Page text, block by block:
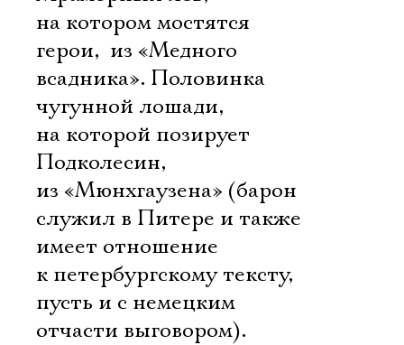
на котором мостятся
герои,  из «Медного
всадника». Половинка
чугунной лошади,
на которой позирует
Подколесин, 
из «Мюнхгаузена» (барон
служил в Питере и также
имеет отношение
к петербургскому тексту,
пусть и с немецким
отчасти выговором).